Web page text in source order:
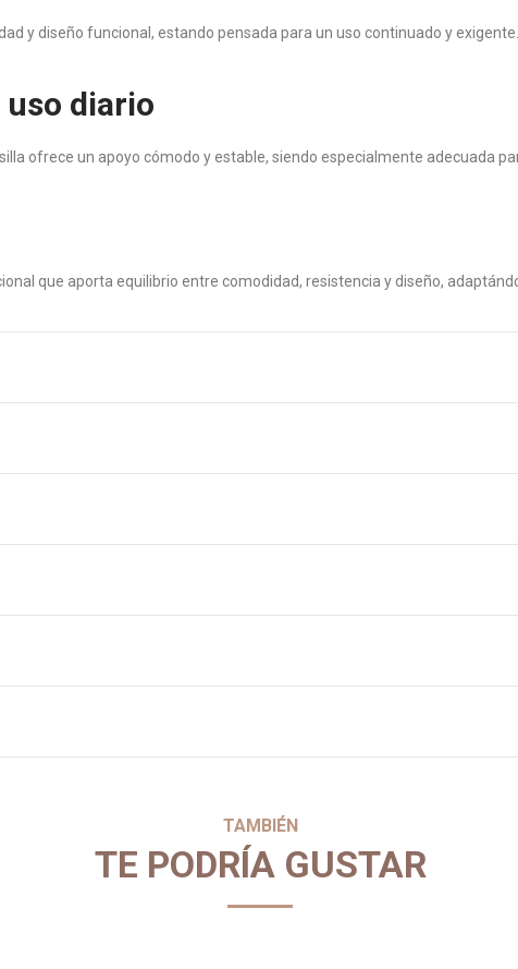
y diseño funcional, estando pensada para un uso continuado y
diario
ofrece un apoyo cómodo y estable, siendo especialmente adecuada
que aporta equilibrio entre comodidad, resistencia y diseño,
TAMBIÉN
TE PODRÍA GUSTAR